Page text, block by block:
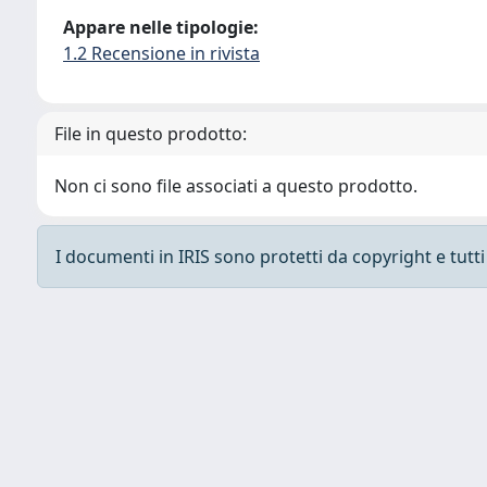
Appare nelle tipologie:
1.2 Recensione in rivista
File in questo prodotto:
Non ci sono file associati a questo prodotto.
I documenti in IRIS sono protetti da copyright e